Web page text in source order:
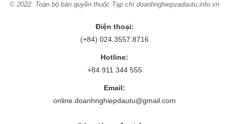
© 2022. Toàn bộ bản quyền thuộc Tạp chí doanhnghiepvadautu.info.vn
Điện thoại:
(+84) 024.3557.8716
Hotline:
+84 911 344 555
Email:
online.doanhnghiepdautu@gmail.com